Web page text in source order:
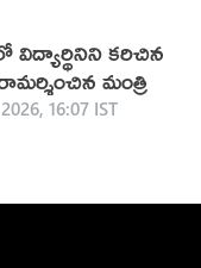
విద్యార్థినిని కరిచిన
మంత్రి
16:07 IST